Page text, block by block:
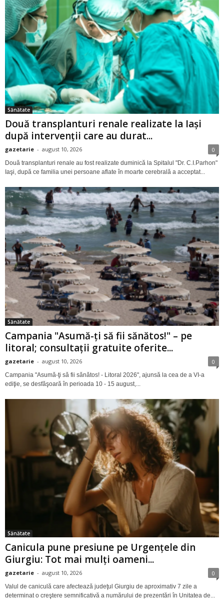
Sănătate
Două transplanturi renale realizate la Iași
după intervenții care au durat...
gazetarie - august 10, 2026 0
Două transplanturi renale au fost realizate duminică la Spitalul "Dr. C.I.Parhon"
Iaşi, după ce familia unei persoane aflate în moarte cerebrală a acceptat...
Sănătate
Campania "Asumă-ţi să fii sănătos!" – pe
litoral; consultaţii gratuite oferite...
gazetarie - august 10, 2026 0
Campania "Asumă-ţi să fii sănătos! - Litoral 2026", ajunsă la cea de a VI-a
ediţie, se desfăşoară în perioada 10 - 15 august,...
Sănătate
Canicula pune presiune pe Urgențele din
Giurgiu: Tot mai mulți oameni...
gazetarie - august 10, 2026 0
Valul de caniculă care afectează judeţul Giurgiu de aproximativ 7 zile a
determinat o creştere semnificativă a numărului de prezentări în Unitatea de...